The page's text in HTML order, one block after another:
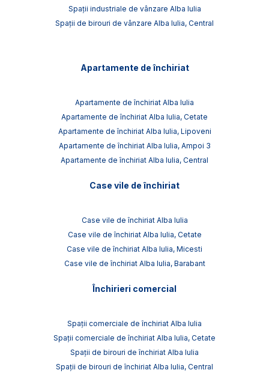
Spații industriale de vânzare Alba Iulia
Spații de birouri de vânzare Alba Iulia, Central
Apartamente de închiriat
Apartamente de închiriat Alba Iulia
Apartamente de închiriat Alba Iulia, Cetate
Apartamente de închiriat Alba Iulia, Lipoveni
Apartamente de închiriat Alba Iulia, Ampoi 3
Apartamente de închiriat Alba Iulia, Central
Case vile de închiriat
Case vile de închiriat Alba Iulia
Case vile de închiriat Alba Iulia, Cetate
Case vile de închiriat Alba Iulia, Micesti
Case vile de închiriat Alba Iulia, Barabant
Închirieri comercial
Spații comerciale de închiriat Alba Iulia
Spații comerciale de închiriat Alba Iulia, Cetate
Spații de birouri de închiriat Alba Iulia
Spații de birouri de închiriat Alba Iulia, Central